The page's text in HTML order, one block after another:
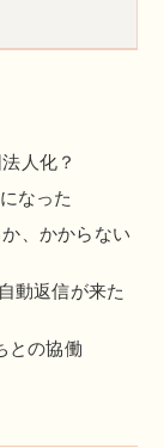
人化？
なった
、かからない
動返信が来た
との協働